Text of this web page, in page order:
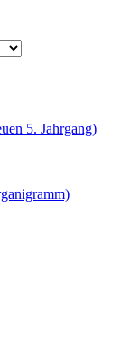
5. Jahrgang)